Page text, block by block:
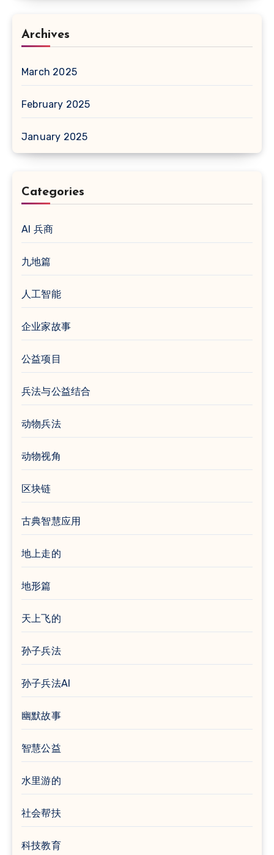
Archives
March 2025
February 2025
January 2025
Categories
AI 兵商
九地篇
人工智能
企业家故事
公益项目
兵法与公益结合
动物兵法
动物视角
区块链
古典智慧应用
地上走的
地形篇
天上飞的
孙子兵法
孙子兵法AI
幽默故事
智慧公益
水里游的
社会帮扶
科技教育